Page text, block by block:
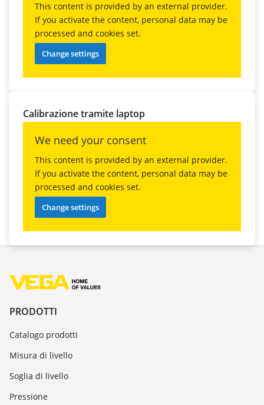
This content is provided by an external provider.
If you activate the content, personal data may be
processed and cookies set.
Change settings
Calibrazione tramite laptop
We need your consent
This content is provided by an external provider.
If you activate the content, personal data may be
processed and cookies set.
Change settings
PRODOTTI
Catalogo prodotti
Misura di livello
Soglia di livello
Pressione